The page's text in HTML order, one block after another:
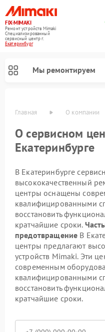
FIX-MIMAKI
Ремонт устройств Mimaki
Специализированный
cервисный центр г.
Екатеринбург
Мы ремонтируем
Главная О компании
О сервисном
Екатеринбурге
В Екатеринбурге
высококачественный
центры оснащены
квалифицированными
восстановить
кратчайшие сроки.
предотвращение В
центры предлагают
устройств Mimaki. Эти
современным
квалифицированными
восстановить
кратчайшие сроки.